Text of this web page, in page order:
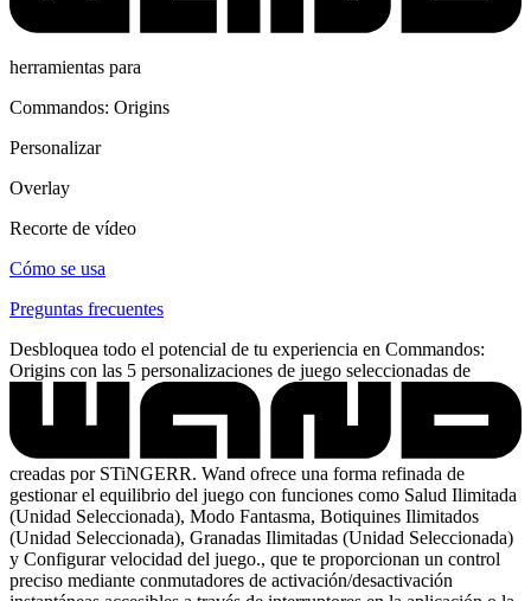
herramientas para
Commandos: Origins
Personalizar
Overlay
Recorte de vídeo
Cómo se usa
Preguntas frecuentes
Desbloquea todo el potencial de tu experiencia en Commandos:
Origins con las 5 personalizaciones de juego seleccionadas de
creadas por STiNGERR. Wand ofrece una forma refinada de
gestionar el equilibrio del juego con funciones como Salud Ilimitada
(Unidad Seleccionada), Modo Fantasma, Botiquines Ilimitados
(Unidad Seleccionada), Granadas Ilimitadas (Unidad Seleccionada)
y Configurar velocidad del juego., que te proporcionan un control
preciso mediante conmutadores de activación/desactivación